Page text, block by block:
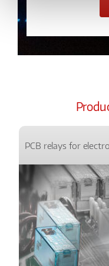
PCB relays for